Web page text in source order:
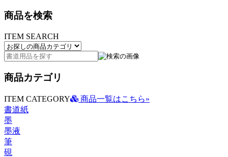
商品を検索
ITEM SEARCH
商品カテゴリ
ITEM CATEGORY
商品一覧はこちら»
書道紙
墨
墨液
筆
硯